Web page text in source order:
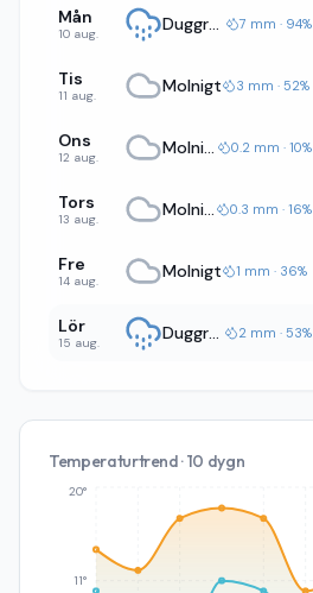
Mån
10 aug. Duggregn 7 mm · 94%
Tis
11 aug. Molnigt 3 mm · 52%
Ons
12 aug. Molnigt 0.2 mm · 10%
Tors
13 aug. Molnigt 0.3 mm · 16%
Fre
14 aug. Molnigt 1 mm · 36%
Lör
15 aug. Duggregn 2 mm · 53%
Temperaturtrend · 10 dygn
11°
20°